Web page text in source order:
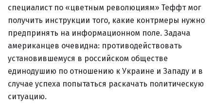
специалист по «цветным революциям» Теффт мог
получить инструкции того, какие контрмеры нужно
предпринять на информационном поле. Задача
американцев очевидна: противодействовать
установившемуся в российском обществе
единодушию по отношению к Украине и Западу и в
случае успеха попытаться раскачать политическую
ситуацию.